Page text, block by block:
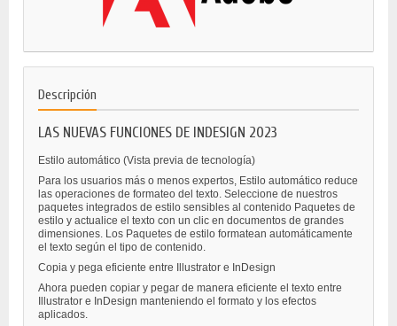
Descripción
LAS NUEVAS FUNCIONES DE INDESIGN 2023
Estilo automático (Vista previa de tecnología)
Para los usuarios más o menos expertos, Estilo automático reduce
las operaciones de formateo del texto. Seleccione de nuestros
paquetes integrados de estilo sensibles al contenido Paquetes de
estilo y actualice el texto con un clic en documentos de grandes
dimensiones. Los Paquetes de estilo formatean automáticamente
el texto según el tipo de contenido.
Copia y pega eficiente entre Illustrator e InDesign
Ahora pueden copiar y pegar de manera eficiente el texto entre
Illustrator e InDesign manteniendo el formato y los efectos
aplicados.